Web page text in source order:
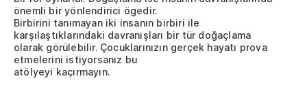
önemli bir yönlendirici ögedir.
Birbirini tanımayan iki insanın birbiri ile
karşılaştıklarındaki davranışları bir tür doğaçlama
olarak görülebilir. Çocuklarınızın gerçek hayatı prova
etmelerini istiyorsanız bu
atölyeyi kaçırmayın.